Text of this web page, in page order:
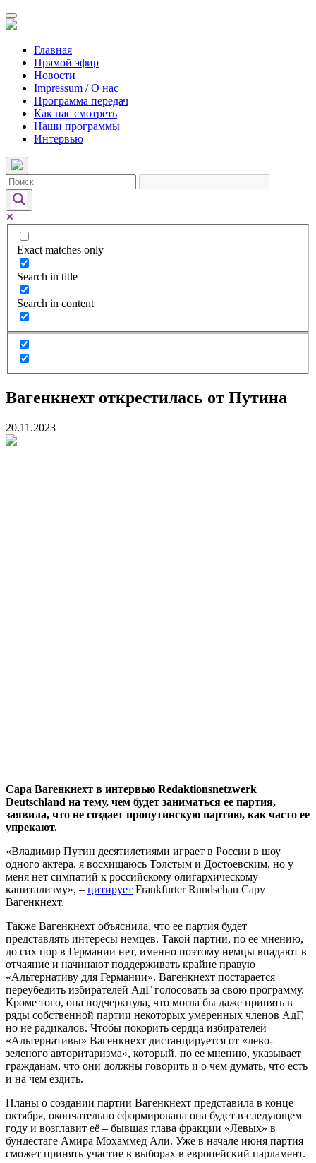
Главная
Прямой эфир
Новости
Impressum / О нас
Программа передач
Как нас смотреть
Наши программы
Интервью
Exact matches only
Search in title
Search in content
Вагенкнехт открестилась от Путина
20.11.2023
Сара Вагенкнехт в интервью Redaktionsnetzwerk
Deutschland на тему, чем будет заниматься ее партия,
заявила, что не создает пропутинскую партию, как часто ее
упрекают.
«Владимир Путин десятилетиями играет в России в шоу
одного актера, я восхищаюсь Толстым и Достоевским, но у
меня нет симпатий к российскому олигархическому
капитализму», – цитирует Frankfurter Rundschau Сару
Вагенкнехт.
Также Вагенкнехт объяснила, что ее партия будет
представлять интересы немцев. Такой партии, по ее мнению,
до сих пор в Германии нет, именно поэтому немцы впадают в
отчаяние и начинают поддерживать крайне правую
«Альтернативу для Германии». Вагенкнехт постарается
переубедить избирателей АдГ голосовать за свою программу.
Кроме того, она подчеркнула, что могла бы даже принять в
ряды собственной партии некоторых умеренных членов АдГ,
но не радикалов. Чтобы покорить сердца избирателей
«Альтернативы» Вагенкнехт дистанцируется от «лево-
зеленого авторитаризма», который, по ее мнению, указывает
гражданам, что они должны говорить и о чем думать, что есть
и на чем ездить.
Планы о создании партии Вагенкнехт представила в конце
октября, окончательно сформирована она будет в следующем
году и возглавит её – бывшая глава фракции «Левых» в
бундестаге Амира Мохаммед Али. Уже в начале июня партия
сможет принять участие в выборах в европейский парламент.